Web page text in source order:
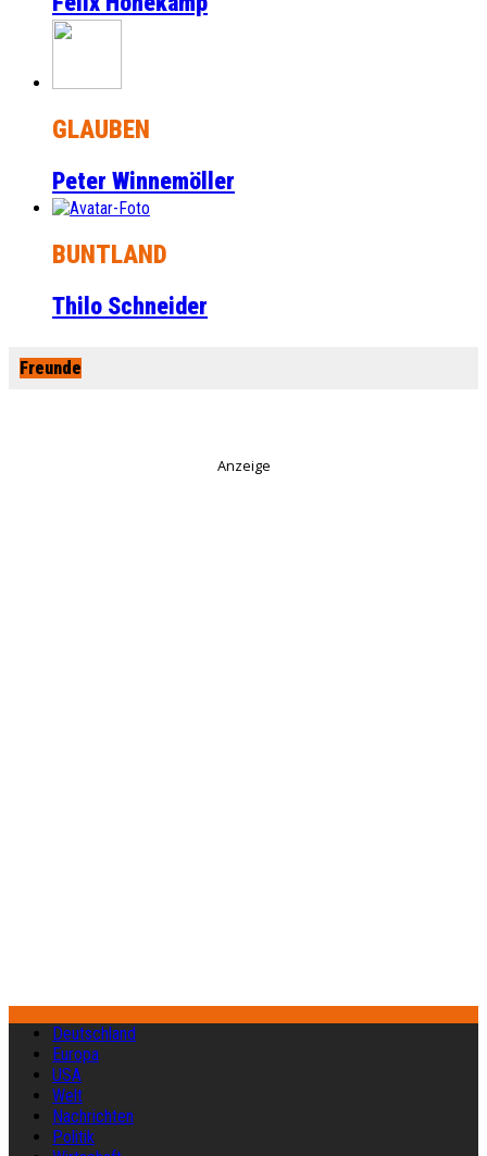
GLAUBEN
Peter Winnemöller
BUNTLAND
Thilo Schneider
Freunde
Anzeige
Deutschland
Europa
USA
Welt
Nachrichten
Politik